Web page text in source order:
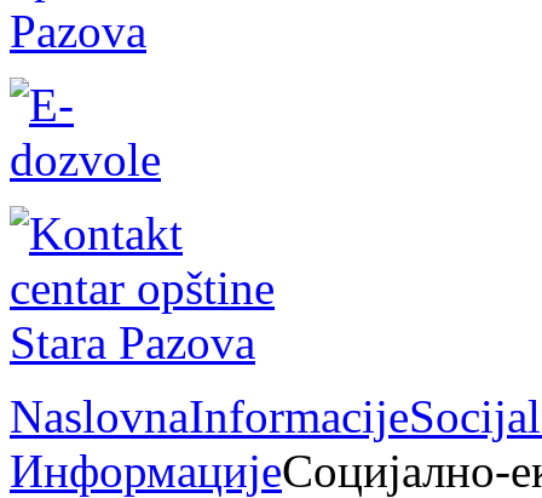
NaslovnaInformacije
ИнформацијеСоцијално-